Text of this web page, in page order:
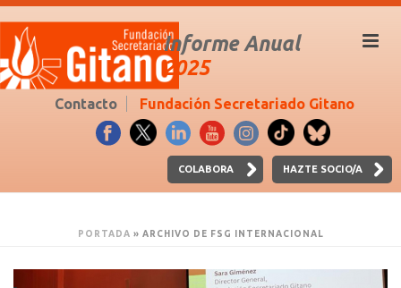
Informe Anual
2025
Contacto Fundación Secretariado Gitano
COLABORA HAZTE SOCIO/A
PORTADA » ARCHIVO DE FSG INTERNACIONAL